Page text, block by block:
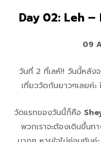
Day 02: Leh–
09
วันที่ 2 ที่เลห์!! วันนี้หลังจ
เที่ยววัดกันยาวๆเลยค่
วัดแรกของวันนี้ก็คือ
พวกเราจะต้องเดินขึ้นท